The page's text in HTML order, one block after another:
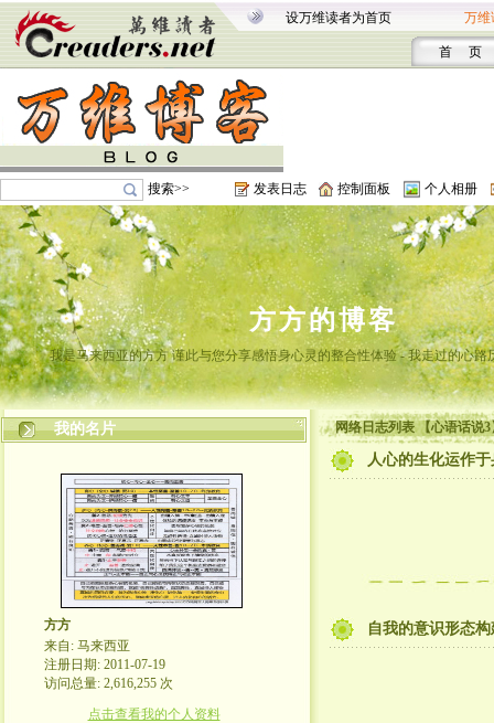
设万维读者为首页 万维
首 页
搜索>> 发表日志 控制面板 个人相册
方方的博客
我是马来西亚的方方 谨此与您分享感悟身心灵的整合性体验 - 我走过的心路
我的名片
方方
来自: 马来西亚
注册日期: 2011-07-19
访问总量: 2,616,255 次
点击查看我的个人资料
网络日志列表 【心语话说3
人心的生化运作
自我的意识形态构